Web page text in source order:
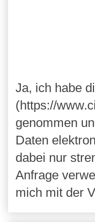
Ja, ich habe
(https://
genommen
Daten
dabei nur
Anfrage
mich mit der